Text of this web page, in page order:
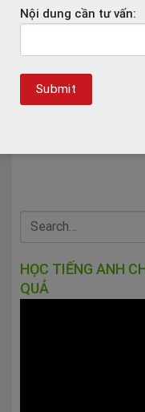
HỌC TIẾNG ANH
QUẢ
Nội dung cần tư vấn: